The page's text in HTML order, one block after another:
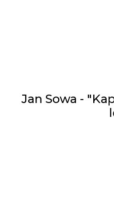
Jan Sowa -